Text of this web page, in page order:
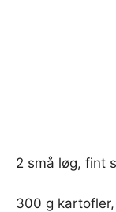
2 små løg, fint
300 g